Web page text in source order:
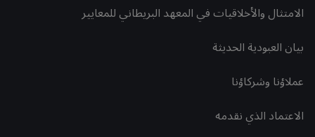
الامتثال والأخلاقيات في المعهد البريطاني للمعايير
بيان العبودية الحديثة
عملاؤنا وشركاؤنا
الاعتماد الذي نقدمه